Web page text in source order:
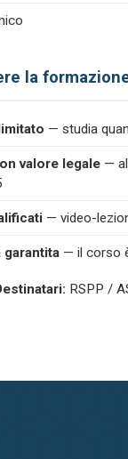
la
— studia
valore legale —
— video-
— il corso
RSPP /